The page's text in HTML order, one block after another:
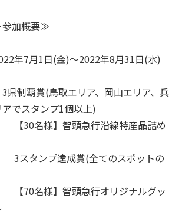
加概要≫
7月1日(金)～2022年8月31日(水)
覇賞(鳥取エリア、岡山エリア、兵
でスタンプ1個以上)
智頭急行沿線特産品詰め
成賞(全てのスポットの
智頭急行オリジナルグッ